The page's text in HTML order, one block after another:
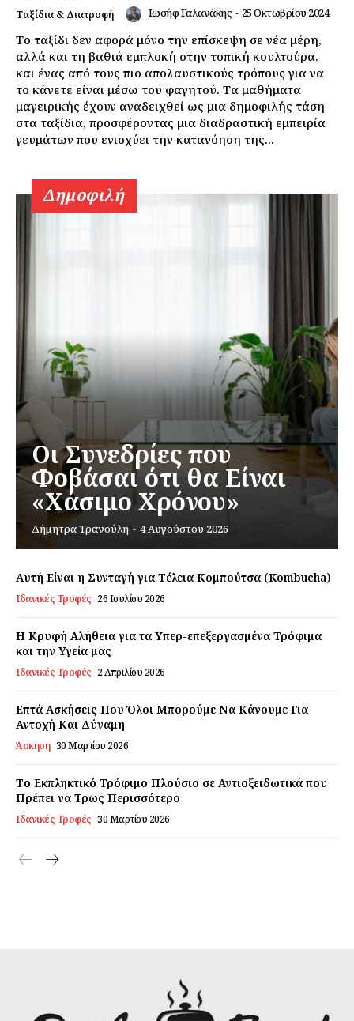
Εγγραφείτε τώρα!
Daily Food
Σχετικά με εμάς
Ο λογαριασμός μου
Επικοινωνία
Ταξίδια & Διατροφή Ιωσήφ Γαλανάκης - 25 Οκτωβρίου 2024
Το ταξίδι δεν αφορά μόνο την επίσκεψη σε νέα μέρη,
αλλά και τη βαθιά εμπλοκή στην τοπική κουλτούρα,
και ένας από τους πιο απολαυστικούς τρόπους για να
το κάνετε είναι μέσω του φαγητού. Τα μαθήματα
μαγειρικής έχουν αναδειχθεί ως μια δημοφιλής τάση
στα ταξίδια, προσφέροντας μια διαδραστική εμπειρία
γευμάτων που ενισχύει την κατανόηση της...
Δημοφιλή
Οι Συνεδρίες που
Φοβάσαι ότι θα Είναι
«Χάσιμο Χρόνου»
Δήμητρα Τρανούλη - 4 Αυγούστου 2026
Αυτή Είναι η Συνταγή για Τέλεια Κομπούτσα (Kombucha)
Ιδανικές Τροφές 26 Ιουλίου 2026
Η Κρυφή Αλήθεια για τα Υπερ-επεξεργασμένα Τρόφιμα
και την Υγεία μας
Ιδανικές Τροφές 2 Απριλίου 2026
Επτά Ασκήσεις Που Όλοι Μπορούμε Να Κάνουμε Για
Αντοχή Και Δύναμη
Άσκηση 30 Μαρτίου 2026
Το Εκπληκτικό Τρόφιμο Πλούσιο σε Αντιοξειδωτικά που
Πρέπει να Τρως Περισσότερο
Ιδανικές Τροφές 30 Μαρτίου 2026